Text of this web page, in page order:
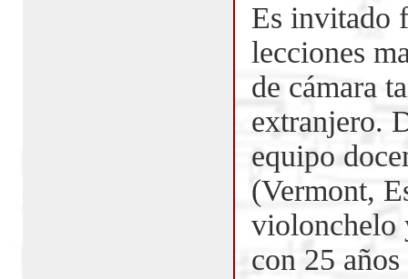
Es invitado
lecciones
de cámara
extranjero.
equipo
(Vermont,
violonchelo
con 25